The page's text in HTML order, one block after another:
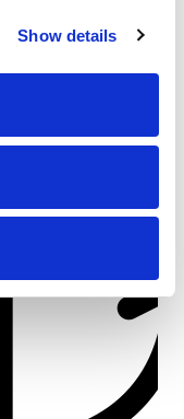
Show details